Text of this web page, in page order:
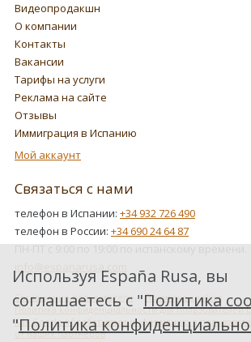
Видеопродакшн
О компании
Контакты
Вакансии
Тарифы на услуги
Реклама на сайте
Отзывы
Иммиграция в Испанию
Мой аккаунт
Связаться с нами
телефон в Испании: +34 932 726 490
телефон в России: +34 690 24 64 87
ПН-ПТ с 9:00 по 19:00 по испанскому времени.
info@espanarusa.com
Соглашение пользователя
Политика cookies
Политика конфиденциальности для пользователей
Как Google обрабатывает информацию о
от наших партнеров
Используя España Rusa, вы
соглашаетесь с "Политика
"Политика